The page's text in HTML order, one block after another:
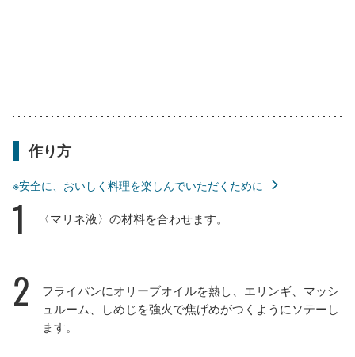
作り方
※安全に、おいしく料理を楽しんでいただくために
1 〈マリネ液〉の材料を合わせます。
2
フライパンにオリーブオイルを熱し、エリンギ、マッシ
ュルーム、しめじを強火で焦げめがつくようにソテーし
ます。